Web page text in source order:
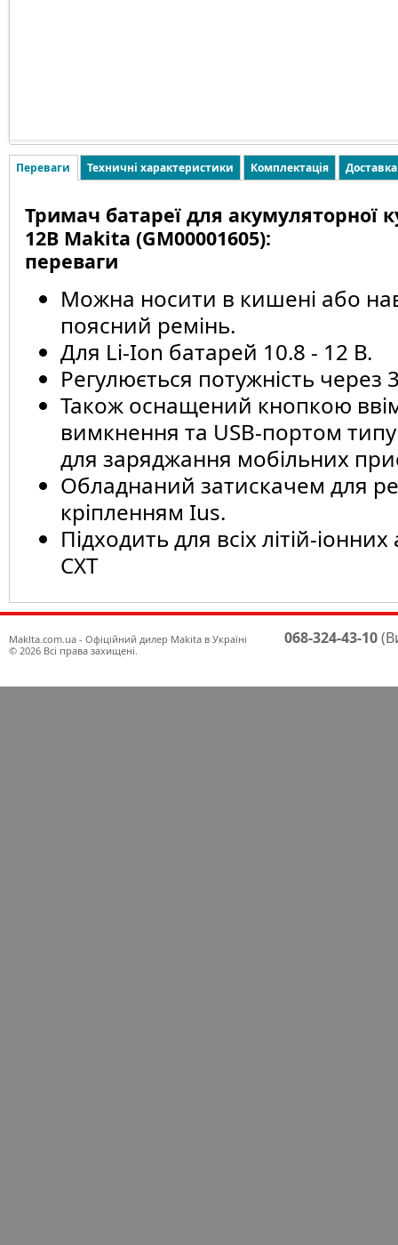
Переваги Техничні характеристики Комплектація
Тримач батареї для акумуляторної
12В Makita (GM00001605):
переваги
Можна носити в кишені або
поясний ремінь.
Для Li-Ion батарей 10.8 - 12 В.
Регулюється потужність
Також оснащений кнопкою
вимкнення та USB-портом
для заряджання мобільних
Обладнаний затискачем для
кріпленням Ius.
Підходить для всіх літій-
CXT
Maklta.com.ua - Офіційний дилер Makita в Україні
© 2026 Всі права захищені.
068-324-43-10